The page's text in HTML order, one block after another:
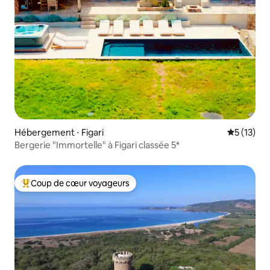
Hébergement ⋅ Figari
5 (13)
Bergerie "Immortelle" à Figari classée 5*
Coups de cœur voyageurs les plus appréciés
Coup de cœur voyageurs